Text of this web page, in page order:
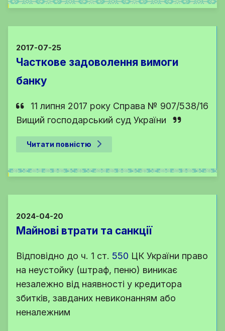
2017-07-25
Часткове задоволення вимоги
банку
11 липня 2017 року Справа № 907/538/16
Вищий господарський суд України
Читати повністю
2024-04-20
Майнові втрати та санкції
Відповідно до ч. 1 ст. 550 ЦК України право
на неустойку (штраф, пеню) виникає
незалежно від наявності у кредитора
збитків, завданих невиконанням або
неналежним